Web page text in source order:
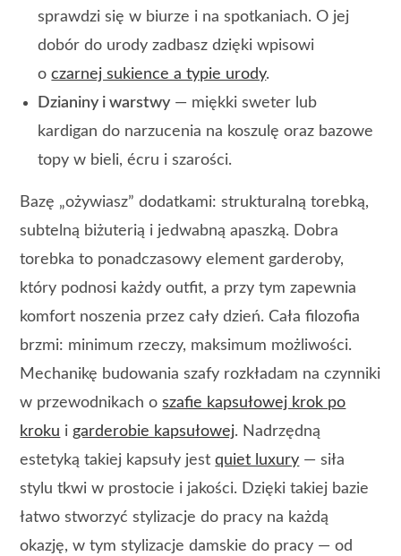
sprawdzi się w biurze i na spotkaniach. O jej
dobór do urody zadbasz dzięki wpisowi
oczarnej sukience a typie urody.
Dzianiny i warstwy — miękki sweter lub
kardigan do narzucenia na koszulę oraz bazowe
topy w bieli, écru i szarości.
Bazę „ożywiasz” dodatkami: strukturalną torebką,
subtelną biżuterią i jedwabną apaszką. Dobra
torebka to ponadczasowy element garderoby,
który podnosi każdy outfit, a przy tym zapewnia
komfort noszenia przez cały dzień. Cała filozofia
brzmi: minimum rzeczy, maksimum możliwości.
Mechanikę budowania szafy rozkładam na czynniki
w przewodnikach oszafie kapsułowej krok po
kroku i garderobie kapsułowej. Nadrzędną
estetyką takiej kapsuły jestquiet luxury — siła
stylu tkwi w prostocie i jakości. Dzięki takiej bazie
łatwo stworzyć stylizacje do pracy na każdą
okazję, w tym stylizacje damskie do pracy — od